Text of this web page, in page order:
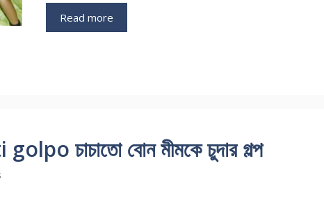
Read more
চাচাতো বোন মীমকে চুদার গল্প